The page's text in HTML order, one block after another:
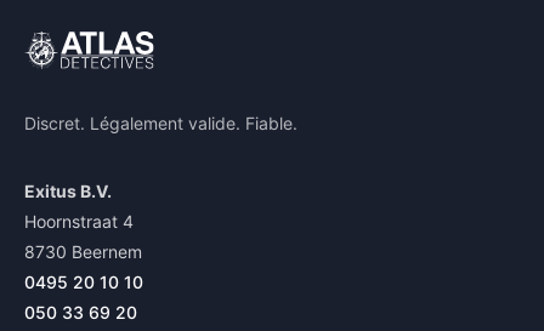
Discret. Légalement valide. Fiable.
Exitus B.V.
Hoornstraat 4
8730 Beernem
0495 20 10 10
050 33 69 20